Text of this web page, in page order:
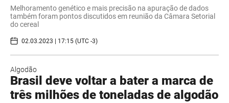
Melhoramento genético e mais precisão na apuração de dados
também foram pontos discutidos em reunião da Câmara Setorial
do cereal
02.03.2023 | 17:15 (UTC -3)
Algodão
Brasil deve voltar a bater a marca de
três milhões de toneladas de algodão